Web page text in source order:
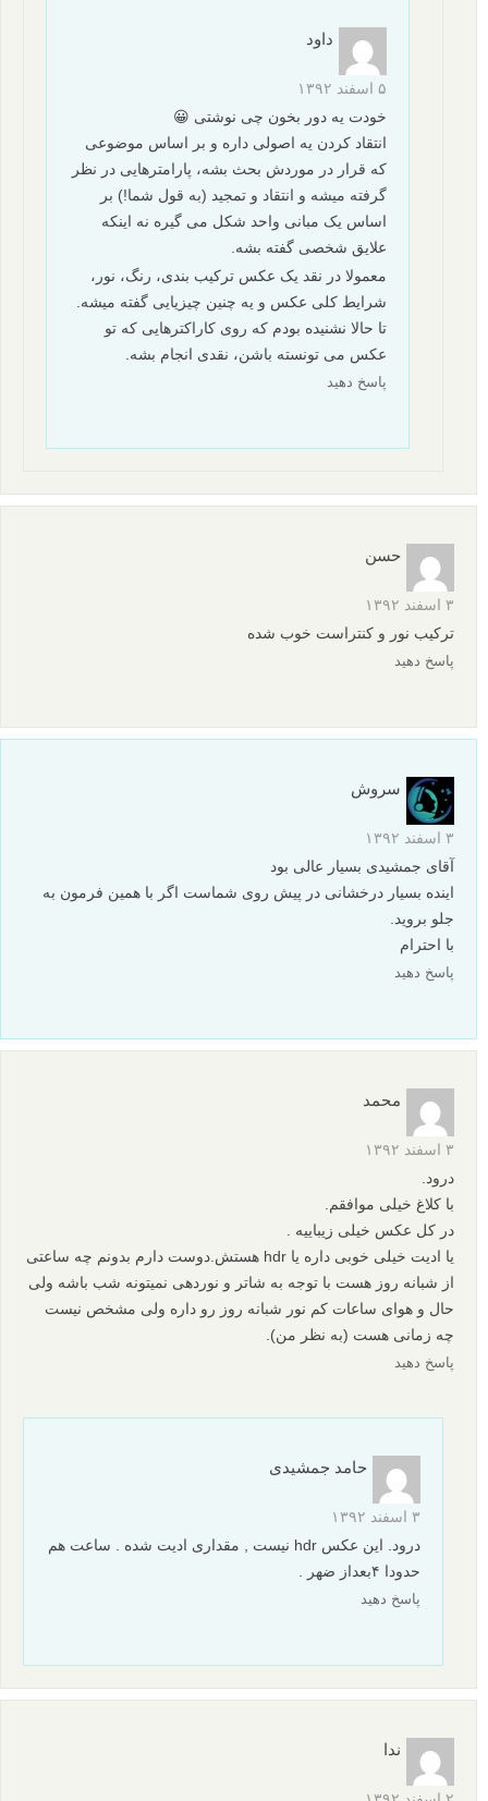
داود
۵ اسفند ۱۳۹۲
خودت یه دور بخون چی نوشتی 😀
انتقاد کردن یه اصولی داره و بر اساس موضوعی
که قرار در موردش بحث بشه، پارامترهایی در نظر
گرفته میشه و انتقاد و تمجید (به قول شما!) بر
اساس یک مبانی واحد شکل می گیره نه اینکه
علایق شخصی گفته بشه.
معمولا در نقد یک عکس ترکیب بندی، رنگ، نور،
شرایط کلی عکس و یه چنین چیزیایی گفته میشه.
تا حالا نشنیده بودم که روی کاراکترهایی که تو
عکس می تونسته باشن، نقدی انجام بشه.
پاسخ دهید
حسن
۳ اسفند ۱۳۹۲
ترکیب نور و کنتراست خوب شده
پاسخ دهید
سروش
۳ اسفند ۱۳۹۲
آقای جمشیدی بسیار عالی بود
اینده بسیار درخشانی در پیش روی شماست اگر با همین فرمون به
جلو بروید.
با احترام
پاسخ دهید
محمد
۳ اسفند ۱۳۹۲
درود.
با کلاغ خیلی موافقم.
در کل عکس خیلی زیباییه .
یا ادیت خیلی خوبی داره یا hdr هستش.دوست دارم بدونم چه ساعتی
از شبانه روز هست با توجه به شاتر و نوردهی نمیتونه شب باشه ولی
حال و هوای ساعات کم نور شبانه روز رو داره ولی مشخص نیست
چه زمانی هست (به نظر من).
پاسخ دهید
حامد جمشیدی
۳ اسفند ۱۳۹۲
درود. این عکس hdr نیست , مقداری ادیت شده . ساعت هم
حدودا ۴بعداز ضهر .
پاسخ دهید
ندا